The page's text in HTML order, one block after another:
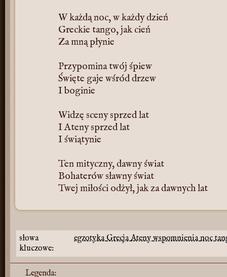
W każdą noc, w każdy dzień
Greckie tango, jak cień
Za mną płynie
Przypomina twój śpiew
Święte gaje wśród drzew
I boginie
Widzę sceny sprzed lat
I Ateny sprzed lat
I świątynie
Ten mityczny, dawny świat
Bohaterów sławny świat
Twej miłości odżył, jak za dawnych lat
słowa
kluczowe:
egzotykaGrecjaAtenywspomnienianoc
Legenda: